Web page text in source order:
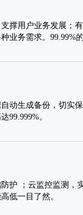
撑用户业务发展；
业务需求。99.99%
动生成备份，切实
99.999%。
护 ；云监控监测
低一目了然。